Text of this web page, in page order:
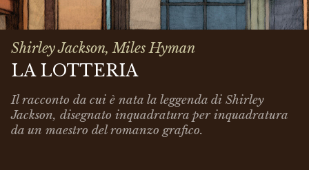
Shirley Jackson, Miles Hyman
LA LOTTERIA
Il racconto da cui è nata la leggenda di Shirley
Jackson, disegnato inquadratura per inquadratura
da un maestro del romanzo grafico.